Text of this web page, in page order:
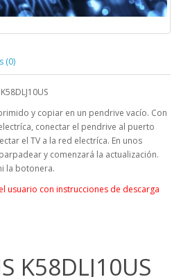
(0)
y copiar en un pendrive vacío. Con
conectar el pendrive al puerto
el TV a la red electríca. En unos
y comenzará la actualización.
la botonera.
usuario con instrucciones de descarga
K58DLJ10US